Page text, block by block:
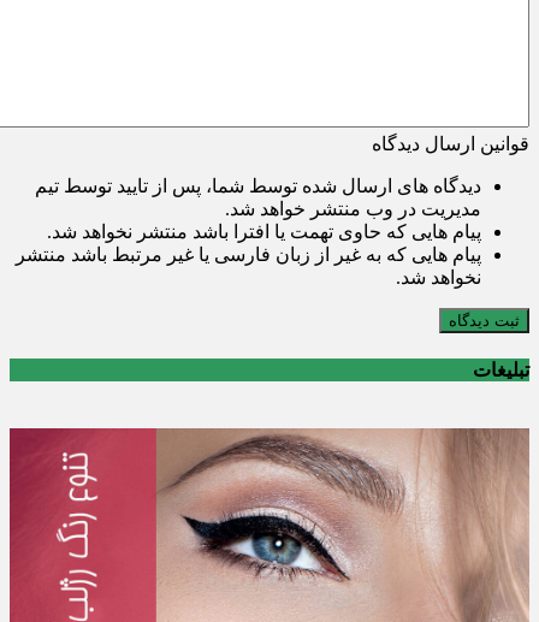
قوانین ارسال دیدگاه
دیدگاه های ارسال شده توسط شما، پس از تایید توسط تیم
مدیریت در وب منتشر خواهد شد.
پیام هایی که حاوی تهمت یا افترا باشد منتشر نخواهد شد.
پیام هایی که به غیر از زبان فارسی یا غیر مرتبط باشد منتشر
نخواهد شد.
ثبت دیدگاه
تبلیغات